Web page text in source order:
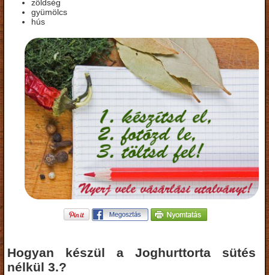
zöldség
gyümölcs
hús
Hogyan készül a Joghurttorta sütés
nélkül 3.?